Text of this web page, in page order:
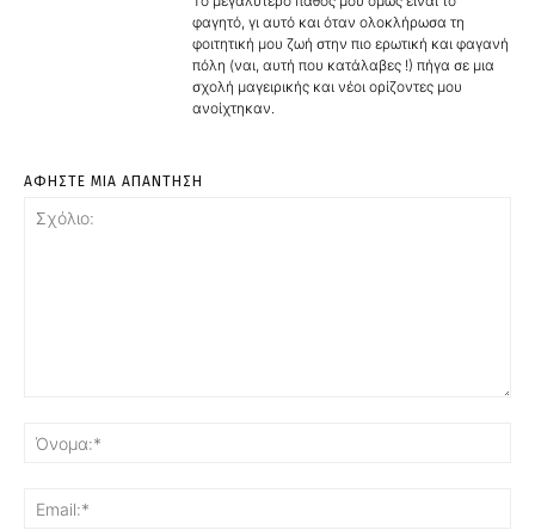
φαγητό, γι αυτό και όταν ολοκλήρωσα τη
φοιτητική μου ζωή στην πιο ερωτική και φαγανή
πόλη (ναι, αυτή που κατάλαβες !) πήγα σε μια
σχολή μαγειρικής και νέοι ορίζοντες μου
ανοίχτηκαν.
ΑΦΗΣΤΕ ΜΙΑ ΑΠΑΝΤΗΣΗ